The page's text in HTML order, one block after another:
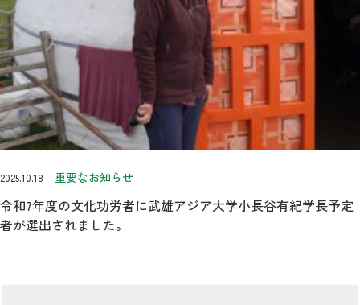
2025.10.18 重要なお知らせ
令和7年度の文化功労者に武雄アジア大学小長谷有紀学長予定
者が選出されました。